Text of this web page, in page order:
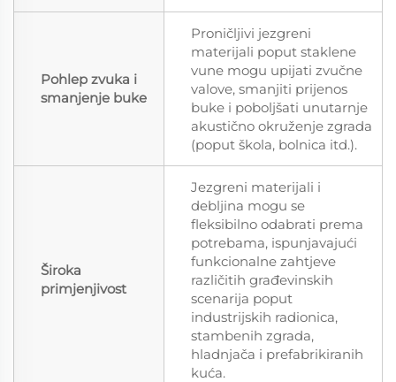
Pohlep zvuka i
smanjenje buke
Proničljivi jezgreni
materijali poput staklene
vune mogu upijati zvučne
valove, smanjiti prijenos
buke i poboljšati unutarnje
akustično okruženje zgrada
(poput škola, bolnica itd.).
Široka
primjenjivost
Jezgreni materijali i
debljina mogu se
fleksibilno odabrati prema
potrebama, ispunjavajući
funkcionalne zahtjeve
različitih građevinskih
scenarija poput
industrijskih radionica,
stambenih zgrada,
hladnjača i prefabrikiranih
kuća.